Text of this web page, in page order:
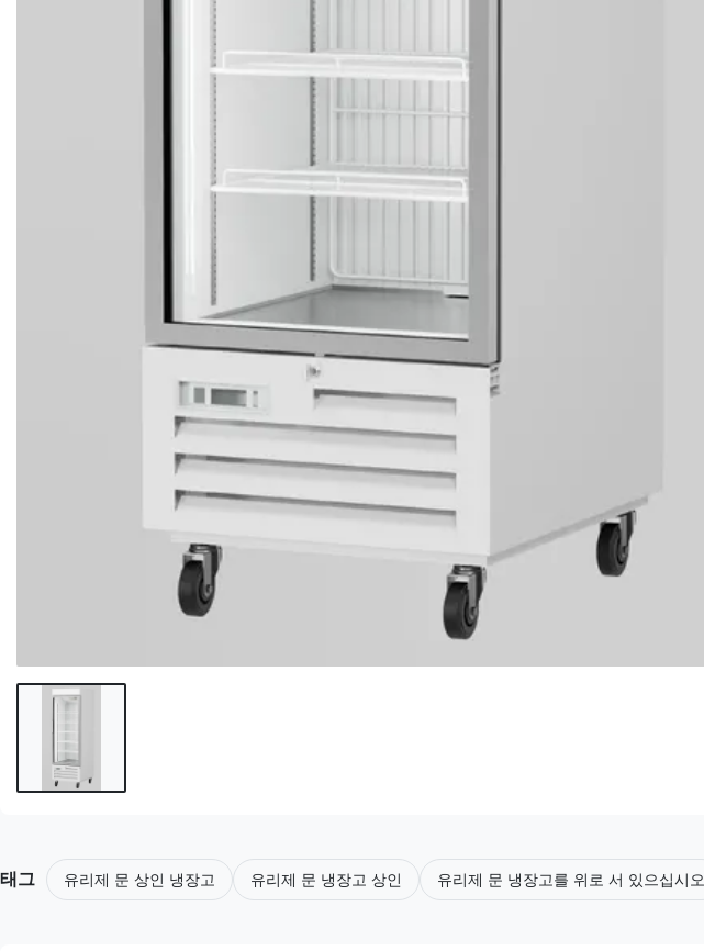
태그 유리제 문 상인 냉장고 유리제 문 냉장고 상인 유리제 문 냉장고를 위로 서 있으십시오